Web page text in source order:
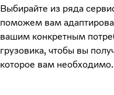
Выбирайте из ряда
поможем вам
вашим конкретным
грузовика, чтобы вы
которое вам необходимо.